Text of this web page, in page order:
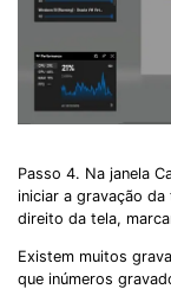
Passo 4. Na janela
iniciar a gravação da
direito da tela,
Existem muitos
que inúmeros